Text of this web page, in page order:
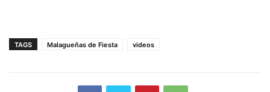
TAGS Malagueñas de Fiesta videos